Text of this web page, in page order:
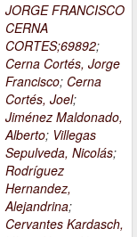
JORGE FRANCISCO
CERNA
CORTES;69892;
Cerna Cortés, Jorge
Francisco; Cerna
Cortés, Joel;
Jiménez Maldonado,
Alberto; Villegas
Sepulveda, Nicolás;
Rodríguez
Hernandez,
Alejandrina;
Cervantes Kardasch,